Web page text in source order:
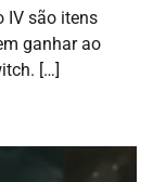
IV são itens
ganhar ao
[…]